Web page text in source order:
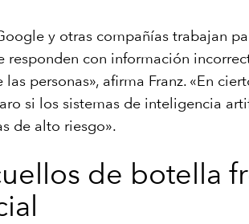
y otras compañías trabajan
responden con información
las personas», afirma Franz. «En
si los sistemas de inteligencia
de alto riesgo».
de botella